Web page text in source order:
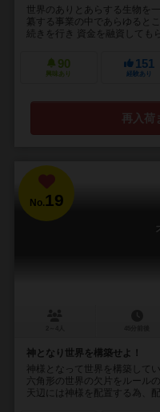
世界のありとあらする生物を
纂する事業の中であらゆると
続きを行き 資金を融資しても
90
興味あり
151
経験あり
再入荷
No.19
神となり世界を構築せよ！
神様となって世界を構築して
六角形の世界の欠片をルール
天辺には神様を配置する為、